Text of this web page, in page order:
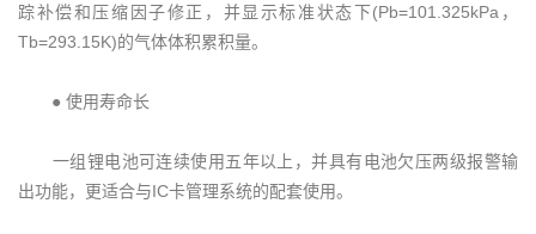
踪补偿和压缩因子修正，并显示标准状态下(Pb=101.325kPa，
Tb=293.15K)的气体体积累积量。
● 使用寿命长
一组锂电池可连续使用五年以上，并具有电池欠压两级报警输
出功能，更适合与IC卡管理系统的配套使用。